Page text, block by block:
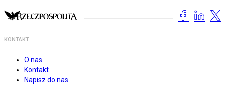
KONTAKT
O nas
Kontakt
Napisz do nas